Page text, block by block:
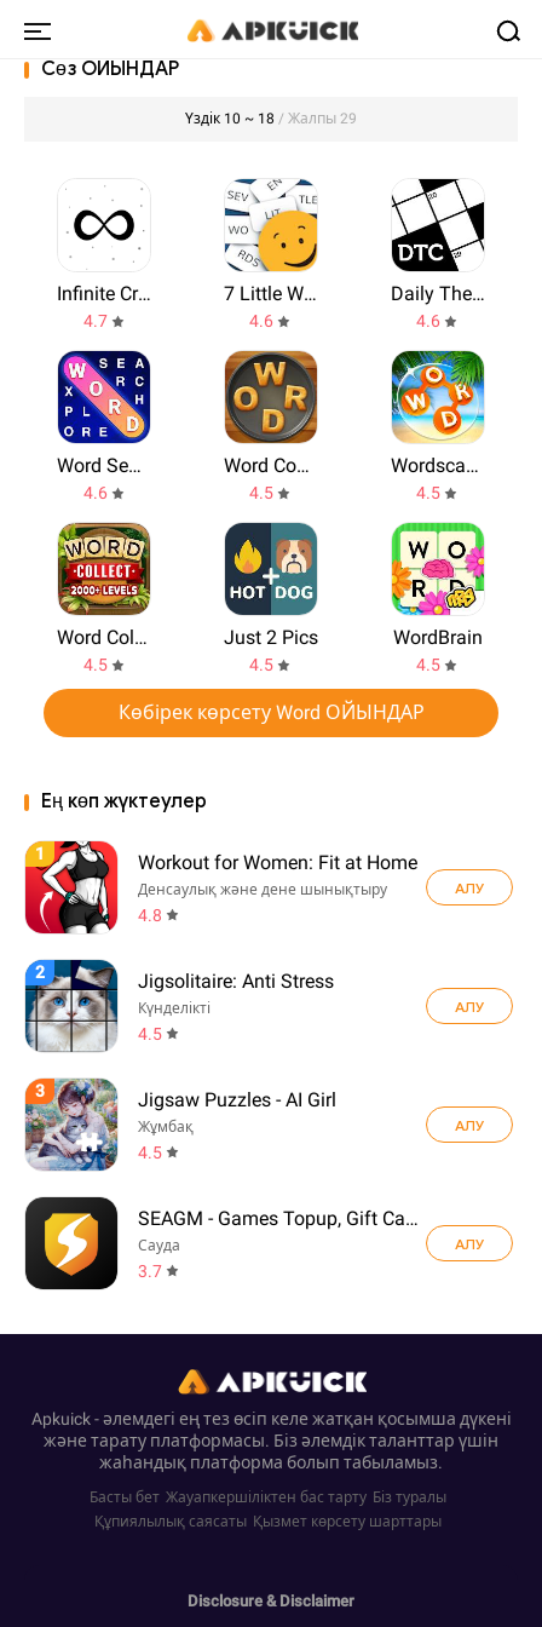
Сөз ОЙЫНДАР
Үздік 10 ~ 18 / Жалпы 29
Infinite Craft by Neal
4.7
7 Little Words
4.6
Daily Themed Crossword
4.6
Word Search Explorer
4.6
Word Cookies
4.5
Wordscapes
4.5
Word Collect
4.5
Just 2 Pics
4.5
WordBrain
4.5
Көбірек көрсету Word ОЙЫНДАР
Ең көп жүктеулер
1 Workout for Women: Fit at Home
Денсаулық және дене шынықтыру
4.8
АЛУ
2 Jigsolitaire: Anti Stress
Күнделікті
4.5
АЛУ
3 Jigsaw Puzzles - AI Girl
Жұмбақ
4.5
АЛУ
SEAGM - Games Topup, Gift Card
Сауда
3.7
АЛУ
Apkuick - әлемдегі ең тез өсіп келе жатқан қосымша дүкені
және тарату платформасы. Біз әлемдік таланттар үшін
жаһандық платформа болып табыламыз.
Басты бет Жауапкершіліктен бас тарту Біз туралы
Құпиялылық саясаты Қызмет көрсету шарттары
Disclosure & Disclaimer